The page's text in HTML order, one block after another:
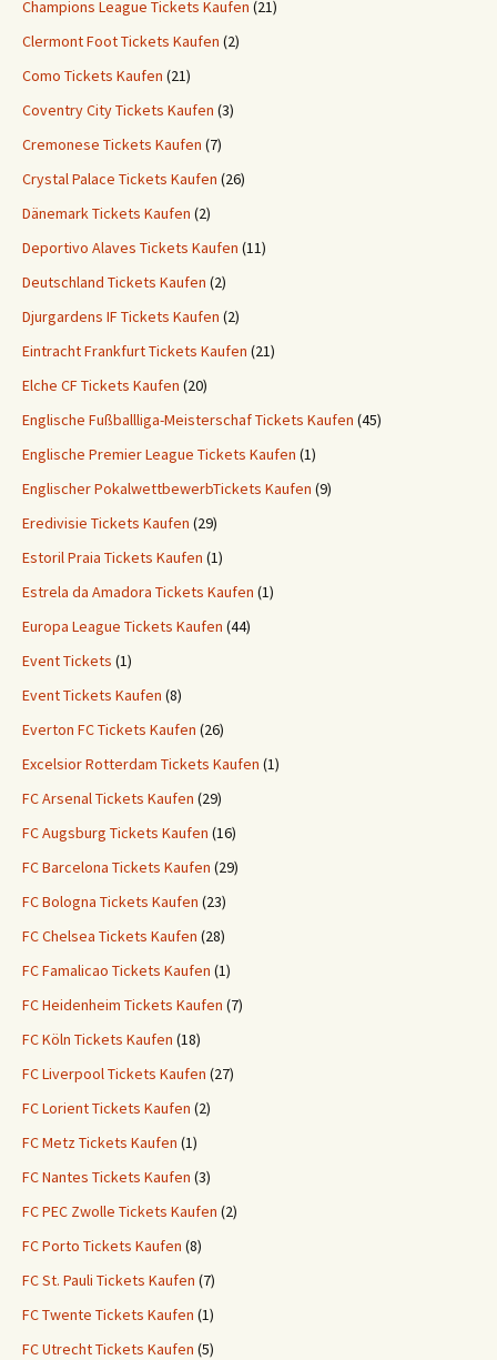
Champions League Tickets Kaufen (21)
Clermont Foot Tickets Kaufen (2)
Como Tickets Kaufen (21)
Coventry City Tickets Kaufen (3)
Cremonese Tickets Kaufen (7)
Crystal Palace Tickets Kaufen (26)
Dänemark Tickets Kaufen (2)
Deportivo Alaves Tickets Kaufen (11)
Deutschland Tickets Kaufen (2)
Djurgardens IF Tickets Kaufen (2)
Eintracht Frankfurt Tickets Kaufen (21)
Elche CF Tickets Kaufen (20)
Englische Fußballliga-Meisterschaf Tickets Kaufen (45)
Englische Premier League Tickets Kaufen (1)
Englischer PokalwettbewerbTickets Kaufen (9)
Eredivisie Tickets Kaufen (29)
Estoril Praia Tickets Kaufen (1)
Estrela da Amadora Tickets Kaufen (1)
Europa League Tickets Kaufen (44)
Event Tickets (1)
Event Tickets Kaufen (8)
Everton FC Tickets Kaufen (26)
Excelsior Rotterdam Tickets Kaufen (1)
FC Arsenal Tickets Kaufen (29)
FC Augsburg Tickets Kaufen (16)
FC Barcelona Tickets Kaufen (29)
FC Bologna Tickets Kaufen (23)
FC Chelsea Tickets Kaufen (28)
FC Famalicao Tickets Kaufen (1)
FC Heidenheim Tickets Kaufen (7)
FC Köln Tickets Kaufen (18)
FC Liverpool Tickets Kaufen (27)
FC Lorient Tickets Kaufen (2)
FC Metz Tickets Kaufen (1)
FC Nantes Tickets Kaufen (3)
FC PEC Zwolle Tickets Kaufen (2)
FC Porto Tickets Kaufen (8)
FC St. Pauli Tickets Kaufen (7)
FC Twente Tickets Kaufen (1)
FC Utrecht Tickets Kaufen (5)